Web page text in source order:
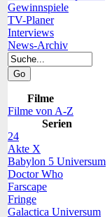
Gewinnspiele
TV-Planer
Interviews
News-Archiv
Filme
Filme von A-Z
Serien
24
Akte X
Babylon 5 Universum
Doctor Who
Farscape
Fringe
Galactica Universum